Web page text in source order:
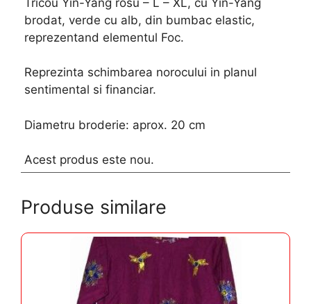
brodat, verde cu alb, din bumbac elastic,
reprezentand elementul Foc.
Reprezinta schimbarea norocului in planul
sentimental si financiar.
Diametru broderie: aprox. 20 cm
Acest produs este nou.
Produse similare